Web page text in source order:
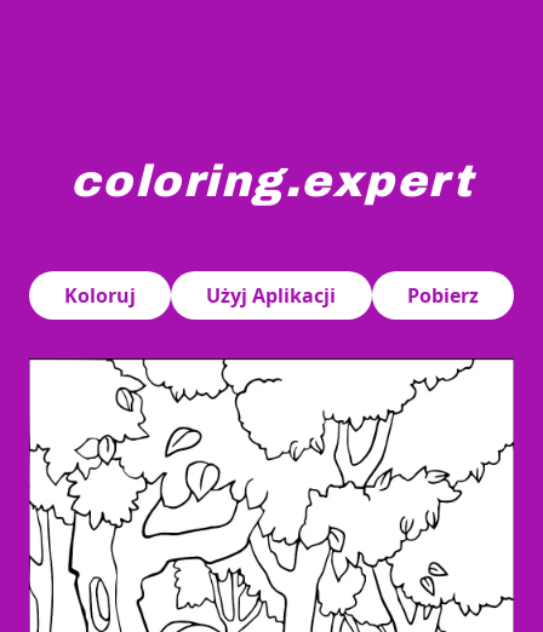
coloring.expert
Koloruj
Użyj Aplikacji Pobierz